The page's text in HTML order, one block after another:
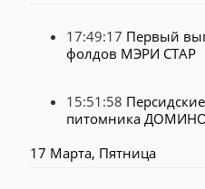
17:49:17 Первый
фолдов МЭРИ СТАР
15:51:58
питомника
17 Марта, Пятница